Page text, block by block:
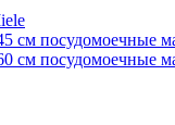
см посудомоечные
см посудомоечные